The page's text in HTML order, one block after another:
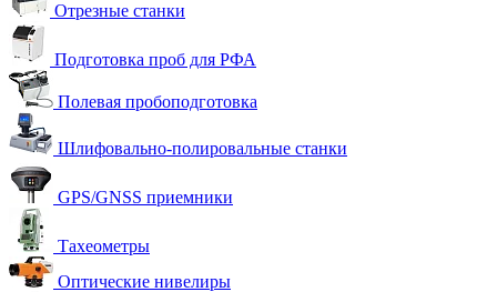
Отрезные станки
Подготовка проб для РФА
Полевая пробоподготовка
Шлифовально-полировальные станки
GPS/GNSS приемники
Тахеометры
Оптические нивелиры